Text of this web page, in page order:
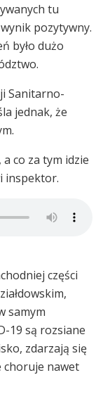
tu
pozytywny.
było dużo
Sanitarno-
jednak, że
co za tym idzie
inspektor.
części
samym
19 są rozsiane
zdarzają się
choruje nawet